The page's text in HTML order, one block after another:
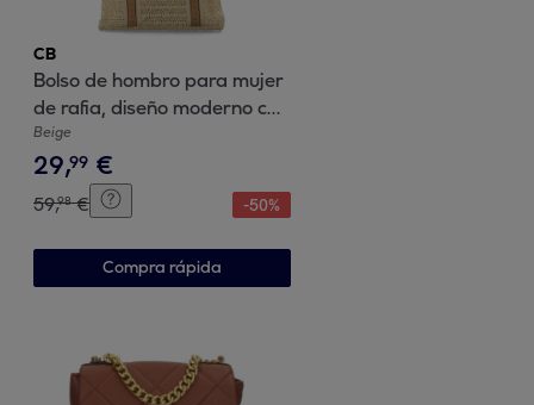
CB
Bolso de hombro para mujer
de rafia, diseño moderno con
adornos metalicos.
Beige
29,99 €
59,98 € -50%
Compra rápida